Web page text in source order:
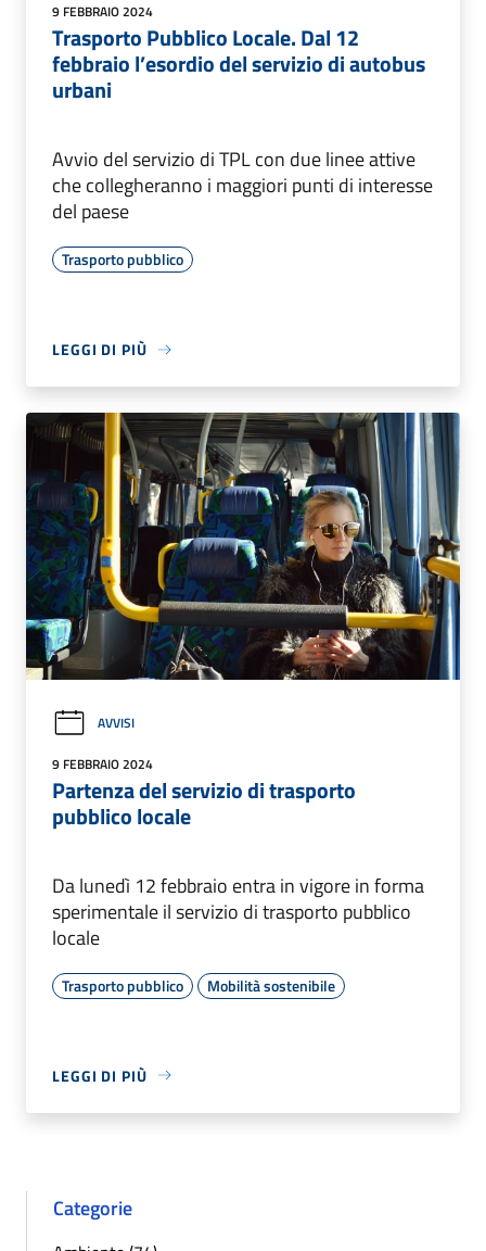
9 FEBBRAIO 2024
Trasporto Pubblico Locale. Dal 12
febbraio l’esordio del servizio di autobus
urbani
Avvio del servizio di TPL con due linee attive
che collegheranno i maggiori punti di interesse
del paese
Trasporto pubblico
LEGGI DI PIÙ
AVVISI
9 FEBBRAIO 2024
Partenza del servizio di trasporto
pubblico locale
Da lunedì 12 febbraio entra in vigore in forma
sperimentale il servizio di trasporto pubblico
locale
Trasporto pubblico Mobilità sostenibile
LEGGI DI PIÙ
Categorie